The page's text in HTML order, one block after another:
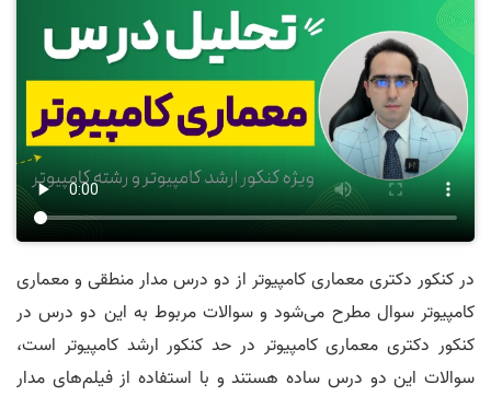
در کنکور دکتری معماری کامپیوتر از دو درس مدار منطقی و معماری
کامپیوتر سوال مطرح می‌شود و سوالات مربوط به این دو درس در
کنکور دکتری معماری کامپیوتر در حد کنکور ارشد کامپیوتر است،
سوالات این دو درس ساده هستند و با استفاده از فیلم‌های مدار